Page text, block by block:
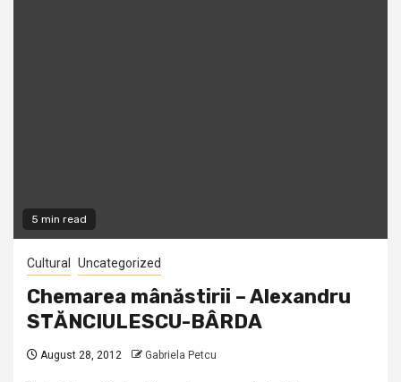
5 min read
Cultural Uncategorized
Chemarea mânăstirii – Alexandru
STĂNCIULESCU-BÂRDA
August 28, 2012 Gabriela Petcu